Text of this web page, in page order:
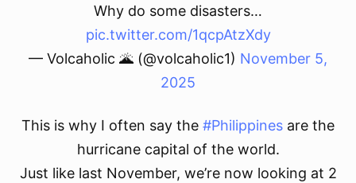
Why do some disasters…
pic.twitter.com/1qcpAtzXdy
— Volcaholic 🌋 (@volcaholic1) November 5,
2025
This is why I often say the #Philippines are the
hurricane capital of the world.
Just like last November, we’re now looking at 2